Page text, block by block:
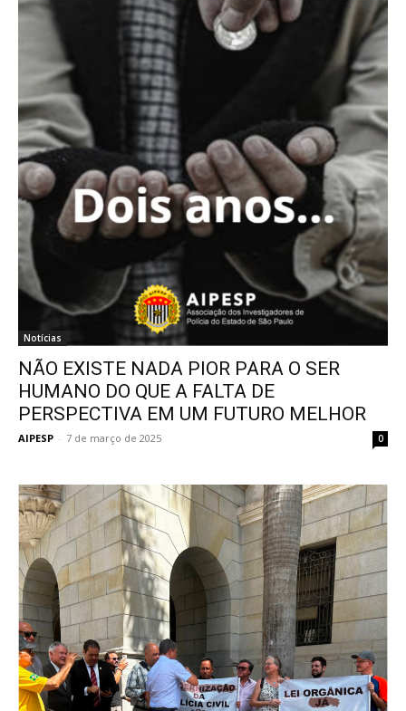
Notícias
NÃO EXISTE NADA PIOR PARA O SER
HUMANO DO QUE A FALTA DE
PERSPECTIVA EM UM FUTURO MELHOR
AIPESP - 7 de março de 2025 0